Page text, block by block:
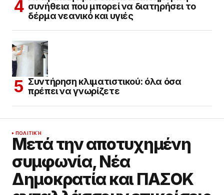
συνήθεια που μπορεί να διατηρήσει το
δέρμα νεανικό και υγιές
Συντήρηση κλιματιστικού: όλα όσα
πρέπει να γνωρίζετε
ΠΟΛΙΤΙΚΉ
Μετά την αποτυχημένη
συμφωνία, Νέα
Δημοκρατία και ΠΑΣΟΚ